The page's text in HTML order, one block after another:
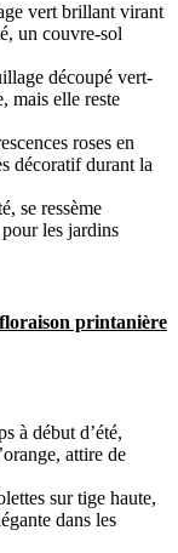
vert brillant virant
un couvre-sol
découpé vert-
mais elle reste
roses en
décoratif durant la
se ressème
les jardins
printanière
à début d’été,
attire de
sur tige haute,
dans les